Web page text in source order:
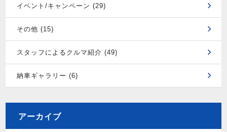
イベント/キャンペーン (29)
その他 (15)
スタッフによるクルマ紹介 (49)
納車ギャラリー (6)
アーカイブ